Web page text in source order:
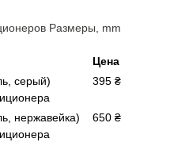
Размеры, mm
Цена
серый)
395 ₴
нержавейка)
650 ₴